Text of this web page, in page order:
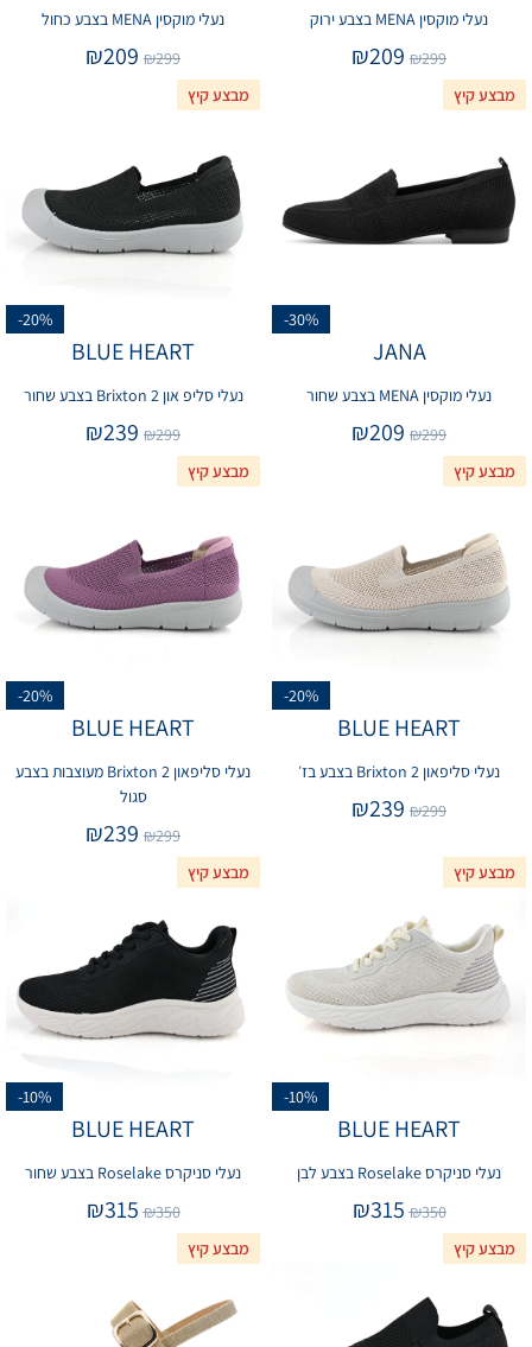
נעלי מוקסין MENA בצבע ירוק
₪299
₪209
נעלי מוקסין MENA בצבע כחול
₪299
₪209
מבצע קיץ
-30%
JANA
נעלי מוקסין MENA בצבע שחור
₪299
₪209
מבצע קיץ
-20%
BLUE HEART
נעלי סליפ און Brixton 2 בצבע שחור
₪299
₪239
מבצע קיץ
-20%
BLUE HEART
נעלי סליפאון Brixton 2 בצבע בז׳
₪299
₪239
מבצע קיץ
-20%
BLUE HEART
נעלי סליפאון Brixton 2 מעוצבות בצבע
סגול
₪299
₪239
מבצע קיץ
-10%
BLUE HEART
נעלי סניקרס Roselake בצבע לבן
₪350
₪315
מבצע קיץ
-10%
BLUE HEART
נעלי סניקרס Roselake בצבע שחור
₪350
₪315
מבצע קיץ מבצע קיץ